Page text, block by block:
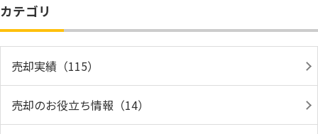
カテゴリ
売却実績（115）
売却のお役立ち情報（14）